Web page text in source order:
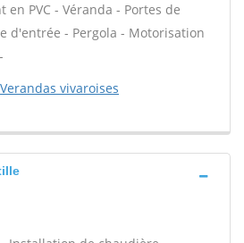
PVC - Véranda - Portes de
d'entrée - Pergola - Motorisation
Verandas vivaroises